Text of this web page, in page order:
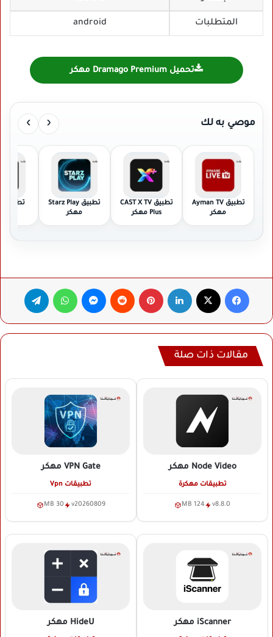
المتطلبات android
تحميل Dramago Premium مهكر
موصي به لك ‹
›
تطبيق Ayman TV
مهكر
تطبيق CAST X TV
Plus مهكر
تطبيق Starz Play
مهكر
فيسبوك لينكدإن بينتيريست ماسنجر واتساب
مقالات ذات صلة
Node Video مهكر
تطبيقات مهكرة
v8.8.0
124 MB
VPN Gate مهكر
تطبيقات Vpn
v20260809
30 MB
iScanner مهكر HideU مهكر